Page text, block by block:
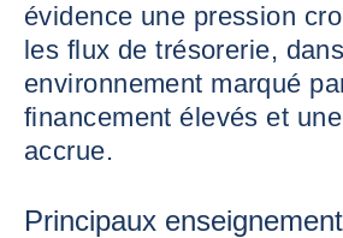
évidence une pression
les flux de trésorerie,
environnement marqué
financement élevés et
accrue.
Principaux